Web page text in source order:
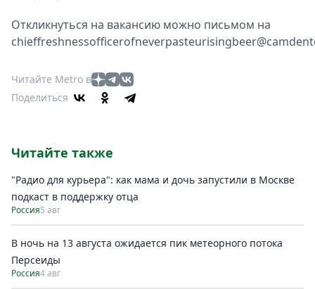
Откликнуться на вакансию можно письмом на
Читайте Metro в
Поделиться
Читайте также
"Радио для курьера": как мама и дочь запустили в Москве
подкаст в поддержку отца
Россия5 авг
В ночь на 13 августа ожидается пик метеорного потока
Персеиды
Россия4 авг